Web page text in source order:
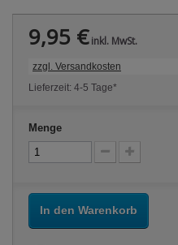
9,95 €inkl. MwSt.
zzgl. Versandkosten
Lieferzeit: 4-5 Tage*
Menge
In den Warenkorb